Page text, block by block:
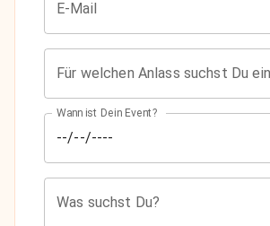
E-Mail
Wann ist Dein Event?
Was suchst Du?